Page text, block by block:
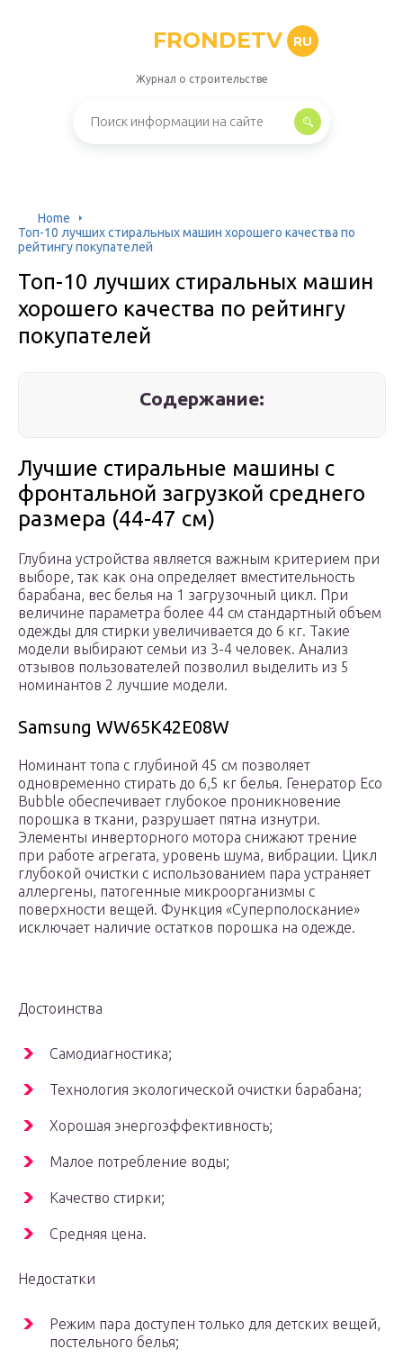
FRONDETV RU
Журнал о строительстве
Home
Топ-10 лучших стиральных машин хорошего качества по
рейтингу покупателей
Топ-10 лучших стиральных машин
хорошего качества по рейтингу
покупателей
Содержание:
Лучшие стиральные машины с
фронтальной загрузкой среднего
размера (44-47 см)
Глубина устройства является важным критерием при
выборе, так как она определяет вместительность
барабана, вес белья на 1 загрузочный цикл. При
величине параметра более 44 см стандартный объем
одежды для стирки увеличивается до 6 кг. Такие
модели выбирают семьи из 3-4 человек. Анализ
отзывов пользователей позволил выделить из 5
номинантов 2 лучшие модели.
Samsung WW65K42E08W
Номинант топа с глубиной 45 см позволяет
одновременно стирать до 6,5 кг белья. Генератор Eco
Bubble обеспечивает глубокое проникновение
порошка в ткани, разрушает пятна изнутри.
Элементы инверторного мотора снижают трение
при работе агрегата, уровень шума, вибрации. Цикл
глубокой очистки с использованием пара устраняет
аллергены, патогенные микроорганизмы с
поверхности вещей. Функция «Суперполоскание»
исключает наличие остатков порошка на одежде.
Достоинства
Самодиагностика;
Технология экологической очистки барабана;
Хорошая энергоэффективность;
Малое потребление воды;
Качество стирки;
Средняя цена.
Недостатки
Режим пара доступен только для детских вещей,
постельного белья;